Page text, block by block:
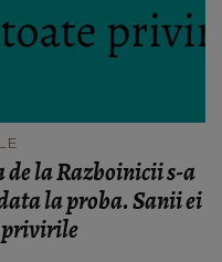
la Razboinicii s-a
la proba. Sanii ei
privirile